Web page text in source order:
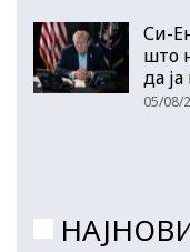
Си-
што
да
05/08/